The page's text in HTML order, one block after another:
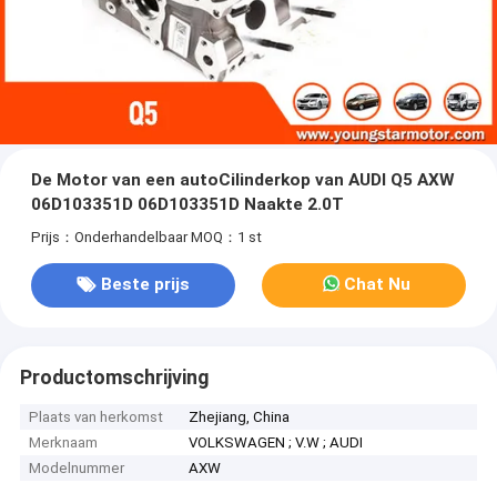
De Motor van een autoCilinderkop van AUDI Q5 AXW
06D103351D 06D103351D Naakte 2.0T
Prijs：Onderhandelbaar MOQ：1 st
Beste prijs Chat Nu
Productomschrijving
Plaats van herkomst
Zhejiang, China
Merknaam
VOLKSWAGEN ; V.W ; AUDI
Modelnummer
AXW